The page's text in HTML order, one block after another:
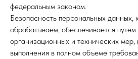
федеральным законом.
Безопасность персональных данных,
обрабатываем, обеспечивается
организационных и технических
выполнения в полном объеме